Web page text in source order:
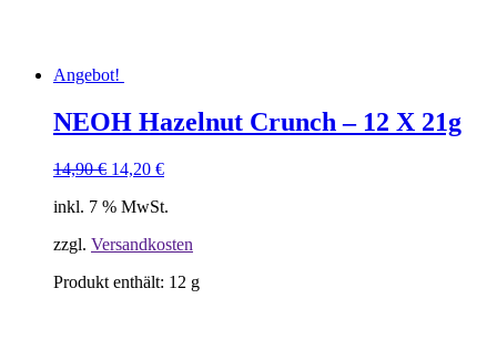
Angebot!
NEOH Hazelnut Crunch – 12 X 21g
14,90€ Ursprünglicher
war:
14,20 €Aktueller
ist:
inkl. 7 % MwSt.
zzgl. Versandkosten
Produkt enthält: 12 g